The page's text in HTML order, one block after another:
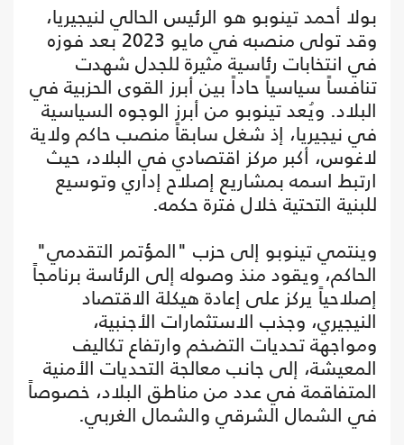
بولا أحمد تينوبو هو الرئيس الحالي لنيجيريا،
وقد تولى منصبه في مايو 2023 بعد فوزه
في انتخابات رئاسية مثيرة للجدل شهدت
تنافساً سياسياً حاداً بين أبرز القوى الحزبية في
البلاد. ويُعد تينوبو من أبرز الوجوه السياسية
في نيجيريا، إذ شغل سابقاً منصب حاكم ولاية
لاغوس، أكبر مركز اقتصادي في البلاد، حيث
ارتبط اسمه بمشاريع إصلاح إداري وتوسيع
للبنية التحتية خلال فترة حكمه.
وينتمي تينوبو إلى حزب "المؤتمر التقدمي"
الحاكم، ويقود منذ وصوله إلى الرئاسة برنامجاً
إصلاحياً يركز على إعادة هيكلة الاقتصاد
النيجيري، وجذب الاستثمارات الأجنبية،
ومواجهة تحديات التضخم وارتفاع تكاليف
المعيشة، إلى جانب معالجة التحديات الأمنية
المتفاقمة في عدد من مناطق البلاد، خصوصاً
في الشمال الشرقي والشمال الغربي.